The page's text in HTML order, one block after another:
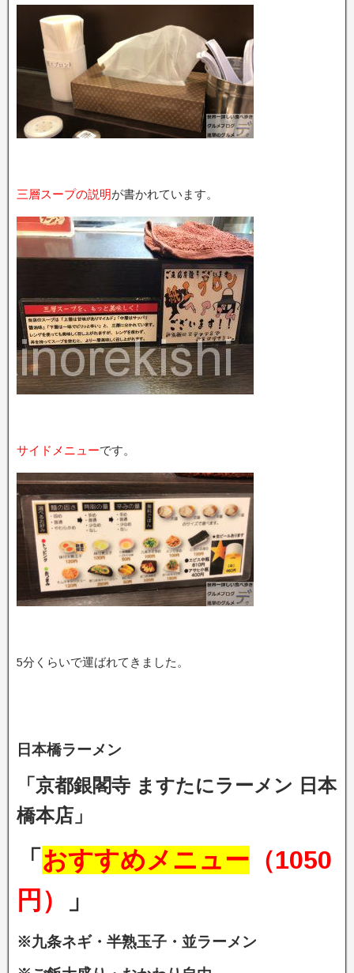
三層スープの説明が書かれています。
サイドメニューです。
5分くらいで運ばれてきました。
日本橋ラーメン
「京都銀閣寺 ますたにラーメン 日本
橋本店」
「 おすすめメニュー （1050
円）
」
※九条ネギ・半熟玉子・並ラーメン